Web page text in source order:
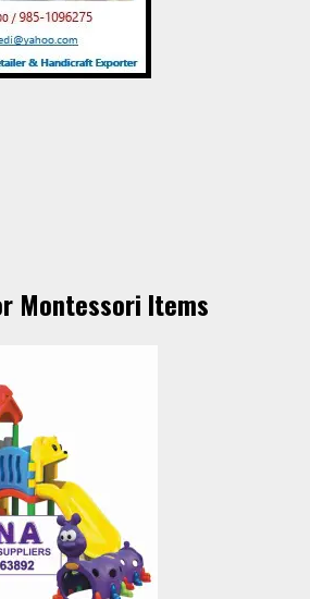
Montessori Items